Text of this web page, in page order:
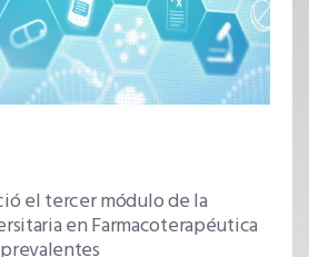
el tercer módulo de la
en Farmacoterapéutica